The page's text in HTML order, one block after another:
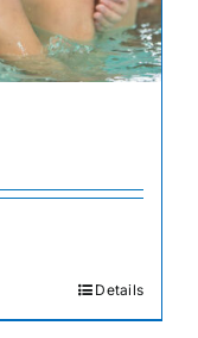
Details